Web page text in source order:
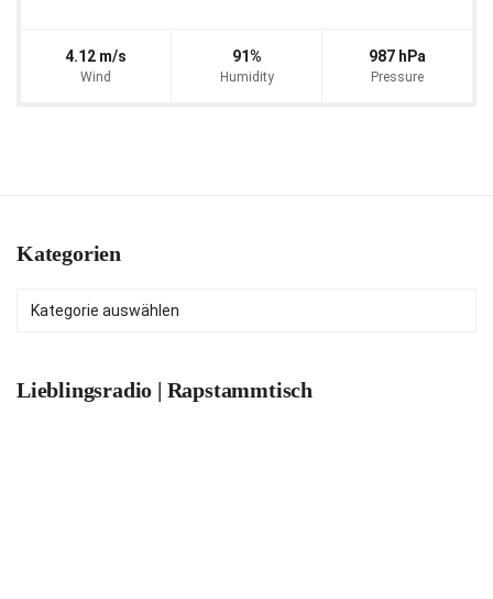
4.12 m/s
Wind
91%
Humidity
987 hPa
Pressure
Kategorien
Kategorien
Lieblingsradio | Rapstammtisch